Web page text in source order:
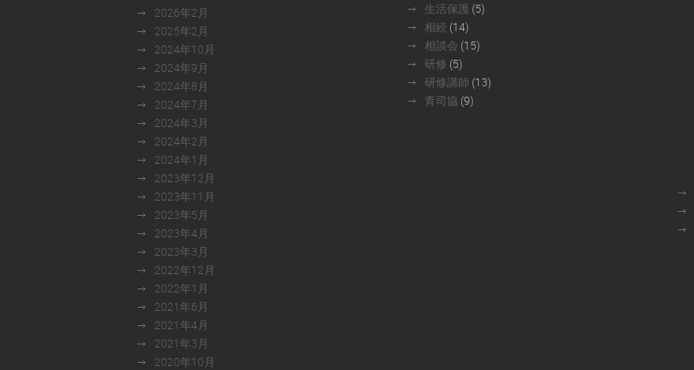
2026年2月
2025年2月
2024年10月
2024年9月
2024年8月
2024年7月
2024年3月
2024年2月
2024年1月
2023年12月
2023年11月
2023年5月
2023年4月
2023年3月
2022年12月
2022年1月
2021年6月
2021年4月
2021年3月
2020年10月
生活保護 (5)
相続 (14)
相談会 (15)
研修 (5)
研修講師 (13)
青司協 (9)